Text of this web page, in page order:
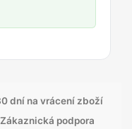
dní na vrácení zboží
Zákaznická podpora